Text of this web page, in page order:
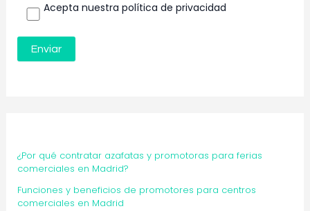
Acepta nuestra política de privacidad
¿Por qué contratar azafatas y promotoras para ferias
comerciales en Madrid?
Funciones y beneficios de promotores para centros
comerciales en Madrid